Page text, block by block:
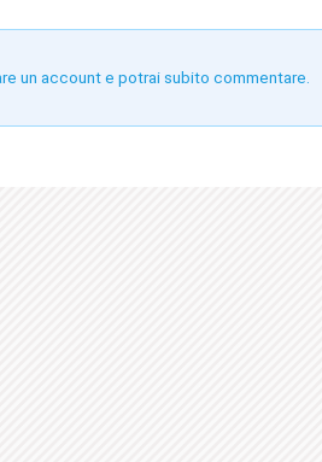
un account e potrai subito commentare.